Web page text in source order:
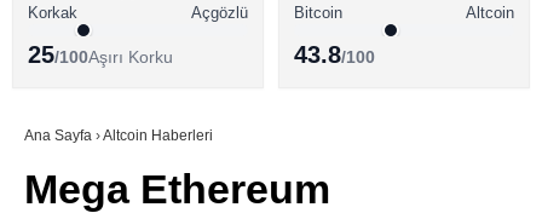
ALTCOİN HABERLERİ
SÖZLÜK
Korkak
Açgözlü
25/100Aşırı Korku
Bitcoin
Altcoin
43.8/100
Ana Sayfa ›Altcoin Haberleri
Mega Ethereum